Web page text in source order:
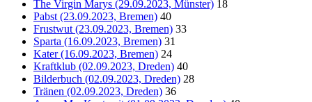
The Virgin Marys (29.09.2023, Münster) 18
Pabst (23.09.2023, Bremen) 40
Frustwut (23.09.2023, Bremen) 33
Sparta (16.09.2023, Bremen) 31
Kater (16.09.2023, Bremen) 24
Kraftklub (02.09.2023, Dreden) 40
Bilderbuch (02.09.2023, Dreden) 28
Tränen (02.09.2023, Dreden) 36